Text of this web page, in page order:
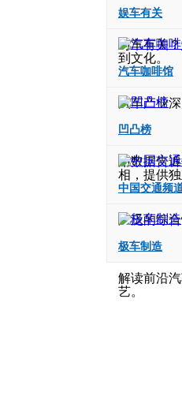
娱车有关
与车有关
到文化。
汽车咖啡馆
汽车产业
凹凸榜
用数据告
相，提供
中国交通频
广泛的综
极车制造
解读前沿
艺。